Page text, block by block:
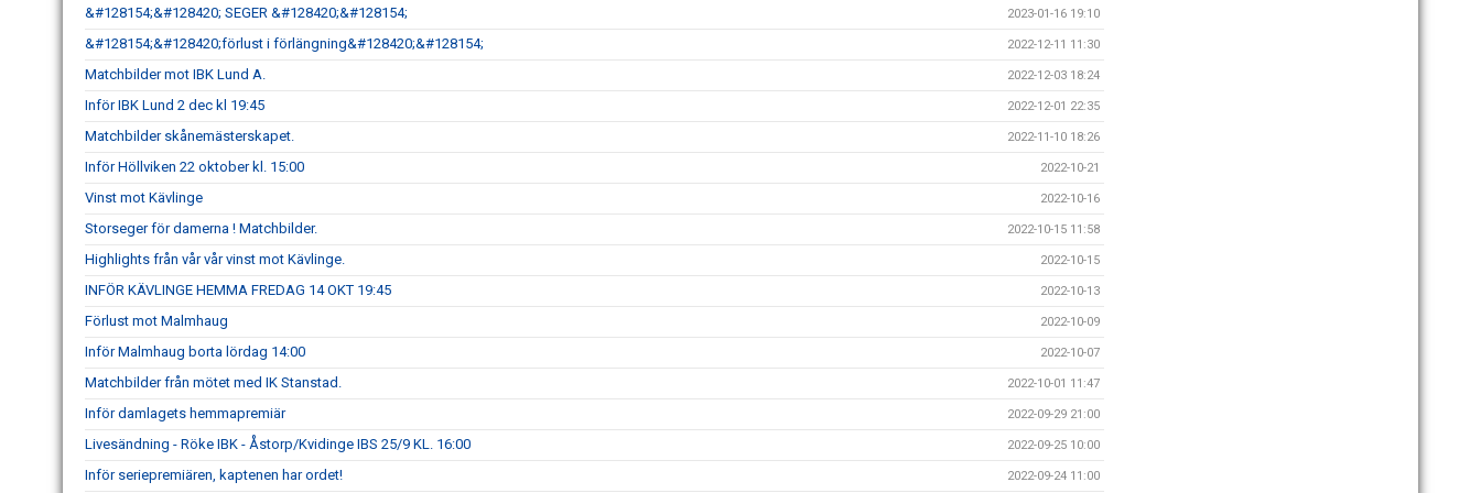
&#128154;&#128420; SEGER &#128420;&#128154; 2023-01-16 19:10
&#128154;&#128420;förlust i förlängning&#128420;&#128154; 2022-12-11 11:30
Matchbilder mot IBK Lund A. 2022-12-03 18:24
Inför IBK Lund 2 dec kl 19:45 2022-12-01 22:35
Matchbilder skånemästerskapet. 2022-11-10 18:26
Inför Höllviken 22 oktober kl. 15:00 2022-10-21
Vinst mot Kävlinge 2022-10-16
Storseger för damerna ! Matchbilder. 2022-10-15 11:58
Highlights från vår vår vinst mot Kävlinge. 2022-10-15
INFÖR KÄVLINGE HEMMA FREDAG 14 OKT 19:45 2022-10-13
Förlust mot Malmhaug 2022-10-09
Inför Malmhaug borta lördag 14:00 2022-10-07
Matchbilder från mötet med IK Stanstad. 2022-10-01 11:47
Inför damlagets hemmapremiär 2022-09-29 21:00
Livesändning - Röke IBK - Åstorp/Kvidinge IBS 25/9 KL. 16:00 2022-09-25 10:00
Inför seriepremiären, kaptenen har ordet! 2022-09-24 11:00